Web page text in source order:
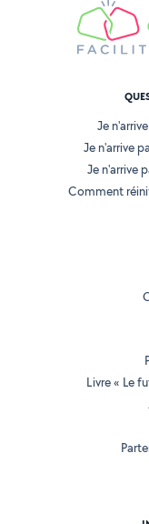
Je
Je n'arrive
Je n'arrive
Comment
Livre « Le